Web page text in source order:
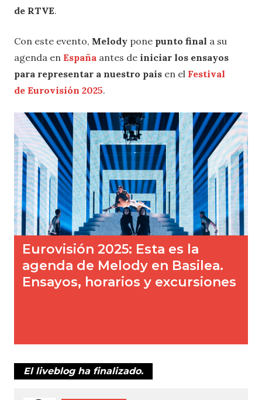
de RTVE.
Con este evento, Melody pone punto final a su
agenda en España antes de iniciar los ensayos
para representar a nuestro país en el Festival
de Eurovisión 2025.
El liveblog ha finalizado.